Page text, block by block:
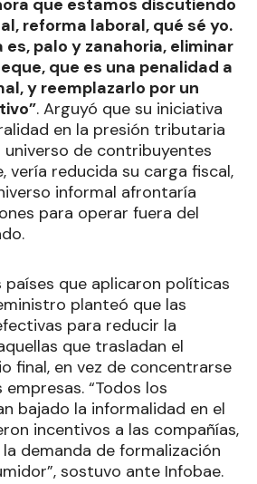
que estamos discutiendo
reforma laboral, qué sé yo.
palo y zanahoria, eliminar
que es una penalidad a
y reemplazarlo por un
. Arguyó que su iniciativa
en la presión tributaria
universo de contribuyentes
vería reducida su carga fiscal,
informal afrontaría
para operar fuera del
países que aplicaron políticas
planteó que las
para reducir la
que trasladan el
final, en vez de concentrarse
“Todos los
bajado la informalidad en el
incentivos a las compañías,
demanda de formalización
sostuvo ante Infobae.